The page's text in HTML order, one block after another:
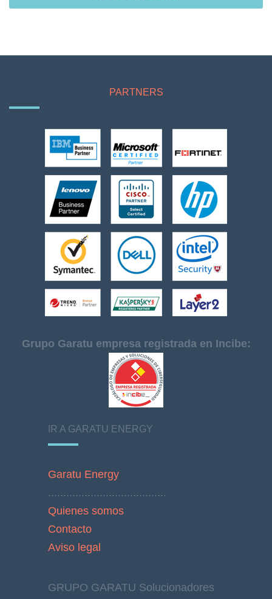
PARTNERS
Grupo Garatu empresa registrada en Incibe:
IR A GARATU ENERGY
Garatu Energy
.......................................
Quienes somos
Contacto
Aviso legal
GRUPO GARATU Solucionadores